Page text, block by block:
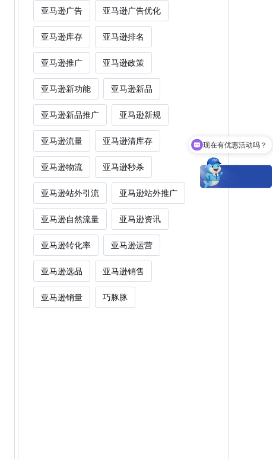
亚马逊广告 亚马逊广告优化
亚马逊库存 亚马逊排名
亚马逊推广 亚马逊政策
亚马逊新功能 亚马逊新品
亚马逊新品推广 亚马逊新规
亚马逊流量 亚马逊清库存
亚马逊物流 亚马逊秒杀
亚马逊站外引流 亚马逊站外推广
亚马逊自然流量 亚马逊资讯
亚马逊转化率 亚马逊运营
亚马逊选品 亚马逊销售
亚马逊销量 巧豚豚
Woot能为卖家解决什么痛点？
现在有优惠活动吗？